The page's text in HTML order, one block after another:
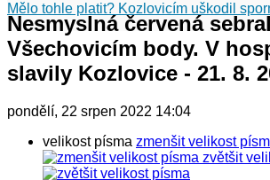
Mělo tohle platit? Kozlovicím uškodil
Nesmyslná červená
Všechovicím body. V
slavily Kozlovice - 21. 8.
pondělí, 22 srpen 2022 14:04
velikost písma zmenšit velikost
zvětšit